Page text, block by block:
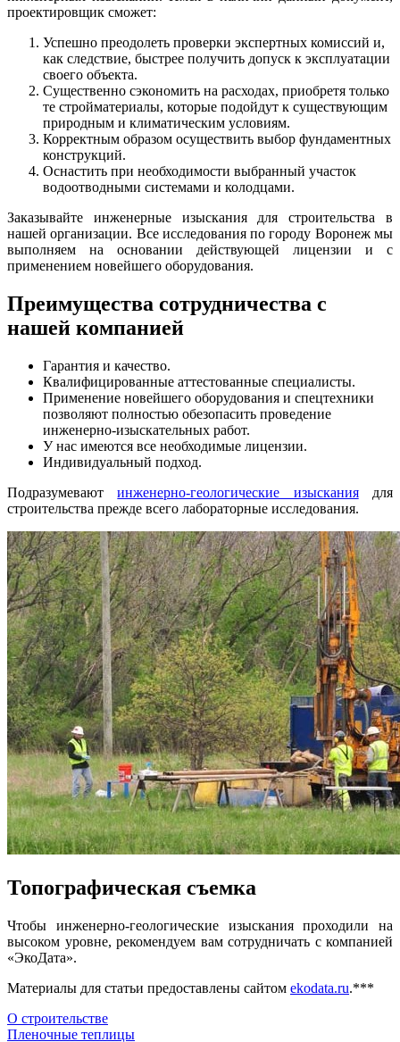
проектировщик сможет:
Успешно преодолеть проверки экспертных комиссий и,
как следствие, быстрее получить допуск к эксплуатации
своего объекта.
Существенно сэкономить на расходах, приобретя только
те стройматериалы, которые подойдут к существующим
природным и климатическим условиям.
Корректным образом осуществить выбор фундаментных
конструкций.
Оснастить при необходимости выбранный участок
водоотводными системами и колодцами.
Заказывайте инженерные изыскания для строительства в
нашей организации. Все исследования по городу Воронеж мы
выполняем на основании действующей лицензии и с
применением новейшего оборудования.
Преимущества сотрудничества с
нашей компанией
Гарантия и качество.
Квалифицированные аттестованные специалисты.
Применение новейшего оборудования и спецтехники
позволяют полностью обезопасить проведение
инженерно-изыскательных работ.
У нас имеются все необходимые лицензии.
Индивидуальный подход.
Подразумеваютинженерно-геологические изысканиядля
строительства прежде всего лабораторные исследования.
Топографическая съемка
Чтобы инженерно-геологические изыскания проходили на
высоком уровне, рекомендуем вам сотрудничать с компанией
«ЭкоДата».
Материалы для статьи предоставлены сайтом ekodata.ru.***
О строительстве
Пленочные теплицы